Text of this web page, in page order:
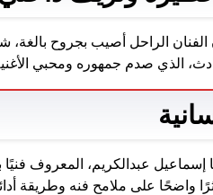
الراحل أصيب بجروح بالغة،
الذي صدم جمهوره ومحبي
عبدالكريم، المعروف
واضحًا على ملامح فنه وطريقة